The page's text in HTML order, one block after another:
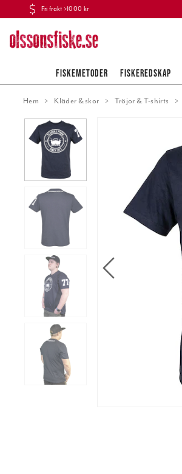
Fri frakt >1000 kr
FISKEMETODER FISKEREDSKAP
Hem Kläder & skor Tröjor & T-shirts